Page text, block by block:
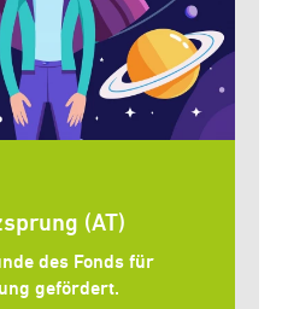
(AT)
des Fonds für
gefördert.